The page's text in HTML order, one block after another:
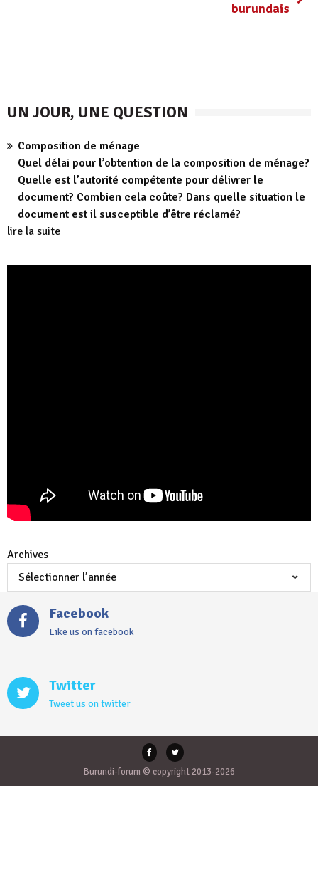
burundais
UN JOUR, UNE QUESTION
Composition de ménage
Quel délai pour l’obtention de la composition de ménage?
Quelle est l’autorité compétente pour délivrer le
document? Combien cela coûte? Dans quelle situation le
document est il susceptible d’être réclamé?
lire la suite
Archives
Facebook
Like us on facebook
Twitter
Tweet us on twitter
Burundi-forum © copyright 2013-2026